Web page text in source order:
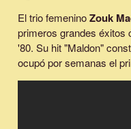
El trio femeninoZouk
primeros grandes éxitos
'80. Su hit "Maldon"
ocupó por semanas el